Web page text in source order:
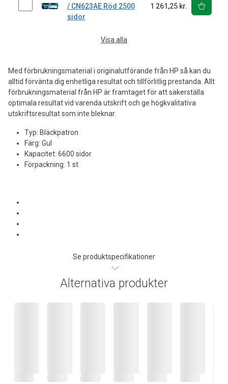
Med förbrukningsmaterial i originalutförande från HP så kan du
alltid förvänta dig enhetliga resultat och tillförlitlig prestanda. Allt
förbrukningsmaterial från HP är framtaget för att säkerställa
optimala resultat vid varenda utskrift och ge högkvalitativa
utskriftsresultat som inte bleknar.
Typ: Bläckpatron
Färg: Gul
Kapacitet: 6600 sidor
Förpackning: 1 st
Se produktspecifikationer
/ CN623AE Röd 2500
sidor
1 261,25 kr.
Visa alla
Alternativa produkter